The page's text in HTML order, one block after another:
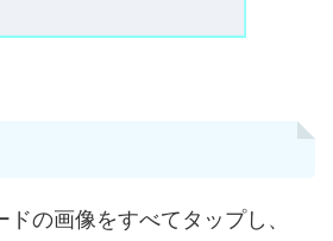
の画像をすべてタップし、